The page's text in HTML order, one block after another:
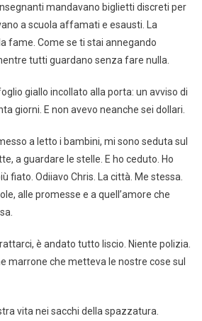
mandavano biglietti discreti per
a scuola affamati e esausti. La
fame. Come se ti stai annegando
tutti guardano senza fare nulla.
giallo incollato alla porta: un avviso di
giorni. E non avevo neanche sei dollari.
a letto i bambini, mi sono seduta sul
a guardare le stelle. E ho ceduto. Ho
fiato. Odiiavo Chris. La città. Me stessa.
alle promesse e a quell’amore che
è andato tutto liscio. Niente polizia.
marrone che metteva le nostre cose sul
vita nei sacchi della spazzatura.